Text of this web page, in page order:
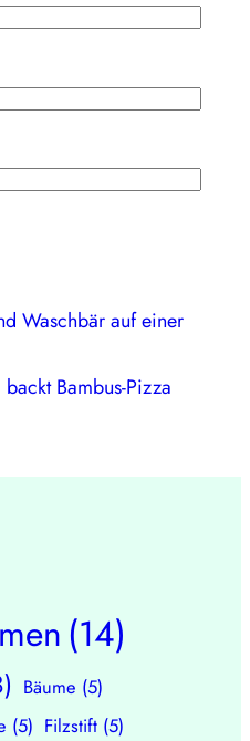
Waschbär auf einer
Bambus-Pizza
(14)
Bäume (5)
(5) Filzstift (5)